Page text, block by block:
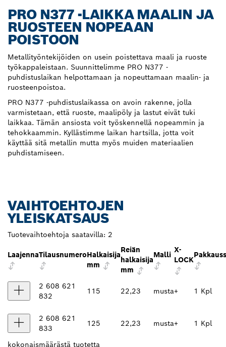
PRO N377 -LAIKKA MAALIN JA
RUOSTEEN NOPEAAN
POISTOON
Metallityöntekijöiden on usein poistettava maali ja ruoste
työkappaleistaan. Suunnittelimme PRO N377 -
puhdistuslaikan helpottamaan ja nopeuttamaan maalin- ja
ruosteenpoistoa.
PRO N377 -puhdistuslaikassa on avoin rakenne, jolla
varmistetaan, että ruoste, maalipöly ja lastut eivät tuki
laikkaa. Tämän ansiosta voit työskennellä nopeammin ja
tehokkaammin. Kyllästimme laikan hartsilla, jotta voit
käyttää sitä metallin mutta myös muiden materiaalien
puhdistamiseen.
VAIHTOEHTOJEN
YLEISKATSAUS
Tuotevaihtoehtoja saatavilla: 2
LaajennaTilausnumeroHalkaisija
mm
Reiän
halkaisija
mm
Malli
X-
LOCK
2 608 621
832
115 22,23 musta+ 1 Kpl
2 608 621
833
125 22,23 musta+ 1 Kpl
kokonaismäärästä tuotetta